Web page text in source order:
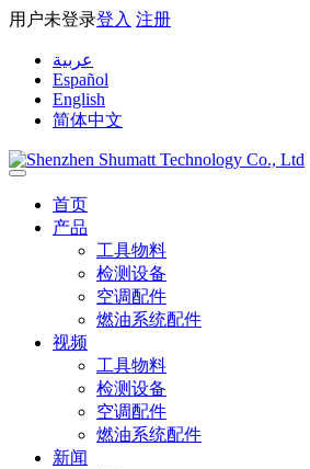
用户未登录登入 注册
عربية
Español
English
简体中文
首页
产品
工具物料
检测设备
空调配件
燃油系统配件
视频
工具物料
检测设备
空调配件
燃油系统配件
新闻